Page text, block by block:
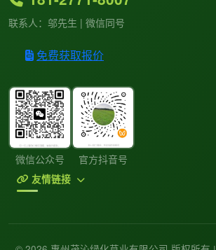
联系人：邬先生 | 微信同号
免费获取报价
微信公众号 官方抖音号
友情链接